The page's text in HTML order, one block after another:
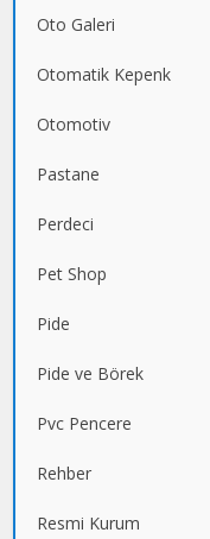
Oto Galeri
Otomatik Kepenk
Otomotiv
Pastane
Perdeci
Pet Shop
Pide
Pide ve Börek
Pvc Pencere
Rehber
Resmi Kurum